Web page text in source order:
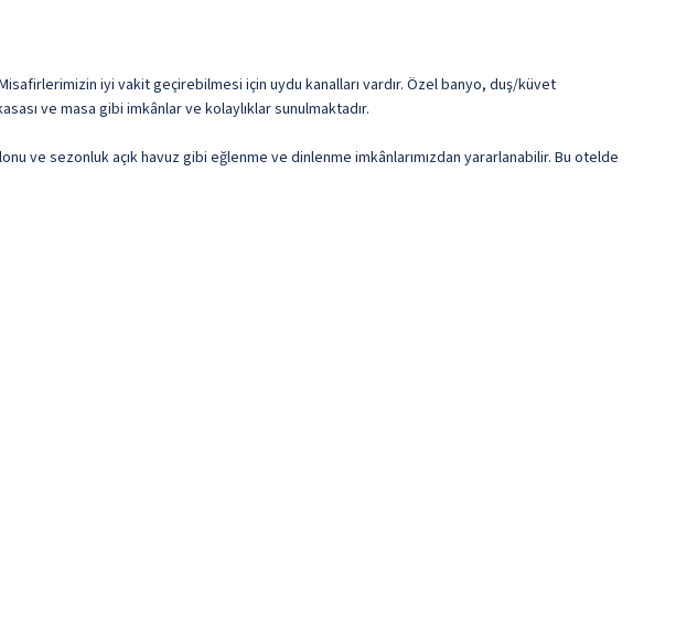
iyi vakit geçirebilmesi için uydu kanalları vardır. Özel banyo, duş/küvet
ve masa gibi imkânlar ve kolaylıklar sunulmaktadır.
ve sezonluk açık havuz gibi eğlenme ve dinlenme imkânlarımızdan yararlanabilir. Bu otelde